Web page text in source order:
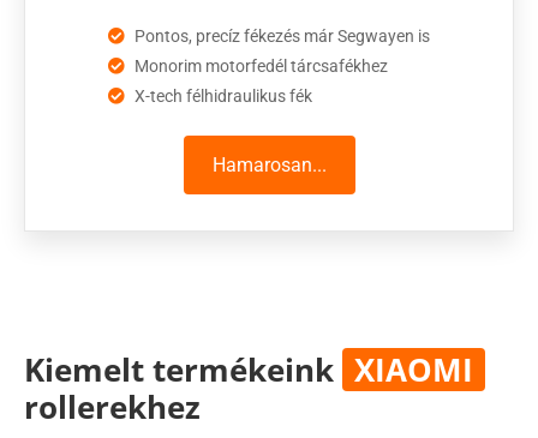
Pontos, precíz fékezés már Segwayen is
Monorim motorfedél tárcsafékhez
X-tech félhidraulikus fék
Hamarosan...
Kiemelt termékeink XIAOMI
rollerekhez